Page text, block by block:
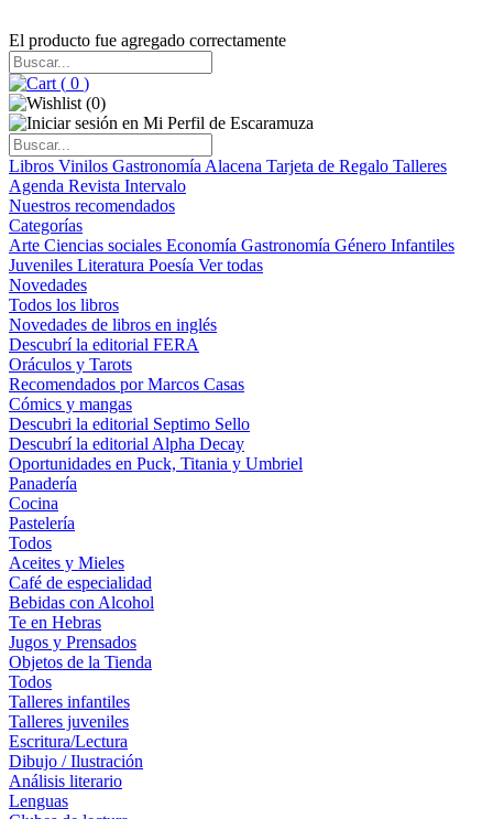
El producto fue agregado correctamente
( 0 )
(0)
Libros Vinilos Gastronomía Alacena Tarjeta de Regalo Talleres
Agenda Revista Intervalo
Nuestros recomendados
Categorías
Arte Ciencias sociales Economía Gastronomía Género Infantiles
Juveniles Literatura Poesía Ver todas
Novedades
Todos los libros
Novedades de libros en inglés
Descubrí la editorial FERA
Oráculos y Tarots
Recomendados por Marcos Casas
Cómics y mangas
Descubri la editorial Septimo Sello
Descubrí la editorial Alpha Decay
Oportunidades en Puck, Titania y Umbriel
Panadería
Cocina
Pastelería
Todos
Aceites y Mieles
Café de especialidad
Bebidas con Alcohol
Te en Hebras
Jugos y Prensados
Objetos de la Tienda
Todos
Talleres infantiles
Talleres juveniles
Escritura/Lectura
Dibujo / Ilustración
Análisis literario
Lenguas